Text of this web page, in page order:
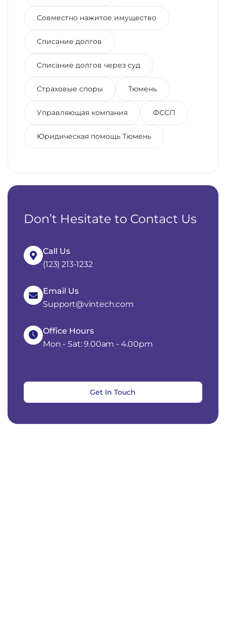
Совместно нажитое имущество
Списание долгов
Списание долгов через суд
Страховые споры Тюмень
Управляющая компания ФССП
Юридическая помощь Тюмень
Don’t Hesitate to Contact Us
Call Us
(123) 213-1232
Email Us
Support@vintech.com
Office Hours
Mon - Sat: 9.00am - 4.00pm